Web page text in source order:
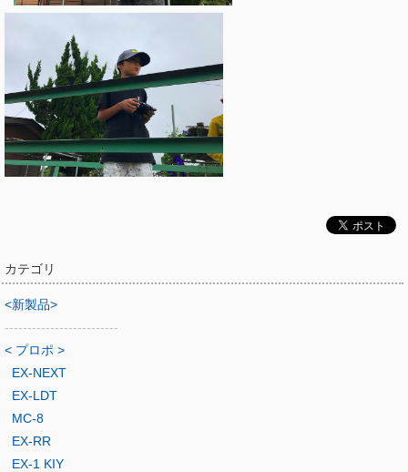
カテゴリ
<新製品>
-------------------------
< プロポ >
EX-NEXT
EX-LDT
MC-8
EX-RR
EX-1 KIY